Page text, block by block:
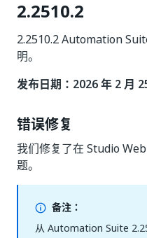
2.2510.2
2.2510.2 Automation
明。
发布日期：2026 年 2 月
错误修复
我们修复了在 Studio
题。
备注：
从 Automation Suite